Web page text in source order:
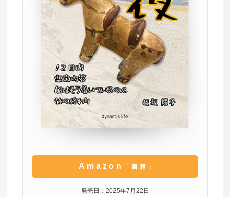
Amazon 「書籍」
発売日：2025年7月22日